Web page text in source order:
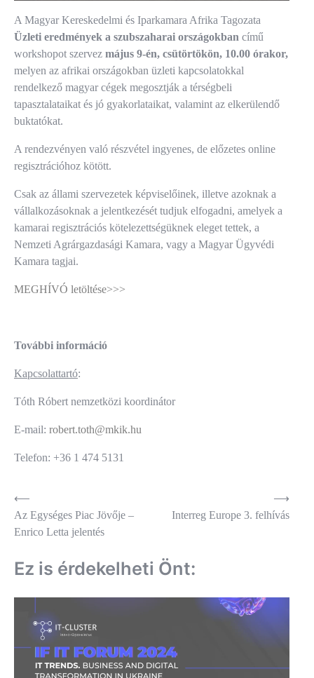
A Magyar Kereskedelmi és Iparkamara Afrika Tagozata
Üzleti eredmények a szubszaharai országokban című
workshopot szervez május 9-én, csütörtökön, 10.00 órakor,
melyen az afrikai országokban üzleti kapcsolatokkal
rendelkező magyar cégek megosztják a térségbeli
tapasztalataikat és jó gyakorlataikat, valamint az elkerülendő
buktatókat.
A rendezvényen való részvétel ingyenes, de előzetes online
regisztrációhoz kötött.
Csak az állami szervezetek képviselőinek, illetve azoknak a
vállalkozásoknak a jelentkezését tudjuk elfogadni, amelyek a
kamarai regisztrációs kötelezettségüknek eleget tettek, a
Nemzeti Agrárgazdasági Kamara, vagy a Magyar Ügyvédi
Kamara tagjai.
MEGHÍVÓ letöltése>>>
További információ
Kapcsolattartó:
Tóth Róbert nemzetközi koordinátor
E-mail: robert.toth@mkik.hu
Telefon: +36 1 474 5131
Bejegyzés
navigáció
⟵
Az Egységes Piac Jövője –
Enrico Letta jelentés
Interreg Europe 3. felhívás
⟶
Ez is érdekelheti Önt: